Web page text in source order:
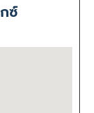
ซ์